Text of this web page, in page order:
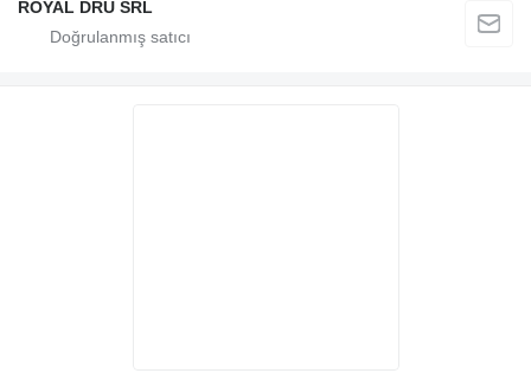
ROYAL DRU SRL